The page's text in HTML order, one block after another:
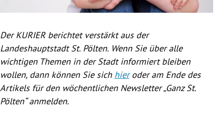
Untermenü
Der KURIER berichtet verstärkt aus der
Landeshauptstadt St. Pölten. Wenn Sie über alle
wichtigen Themen in der Stadt informiert bleiben
wollen, dann können Sie sich hieroder am Ende des
Artikels für den wöchentlichen Newsletter „Ganz St.
Pölten“ anmelden.